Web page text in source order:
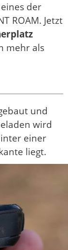
der
ROAM. Jetzt
mehr als
und
wird
einer
liegt.